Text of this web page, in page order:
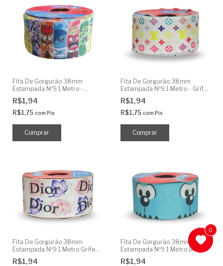
Fita De Gorgurão 38mm
Estampada Nº9 1 Metro -
Divertidamente
R$1,94
R$1,75 com Pix
Fita De Gorgurão 38mm
Estampada Nº9 1 Metro - Grife
Branco
R$1,94
R$1,75 com Pix
Fita De Gorgurão 38mm
Estampada Nº9 1 Metro Grife
Famosa
R$1,94
Fita De Gorgurão 38mm
Estampada Nº9 1 Metro Bidu
R$1,94
0
0